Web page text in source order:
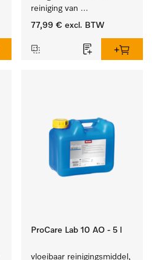
reiniging van
laboratoriumglaswerk en -
77,99 € excl. BTW
ProCare Lab 10 AO - 5 l
vloeibaar reinigingsmiddel,